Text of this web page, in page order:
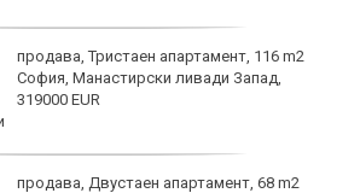
продава, Тристаен апартамент, 116 m2
София, Манастирски ливади Запад,
319000 EUR
продава, Двустаен апартамент, 68 m2